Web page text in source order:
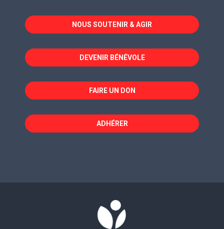
dans
une
fenêtre
dans
une
fenêtre
dans
une
fenêtre
NOUS SOUTENIR & AGIR
DEVENIR BÉNÉVOLE
FAIRE UN DON
ADHÉRER